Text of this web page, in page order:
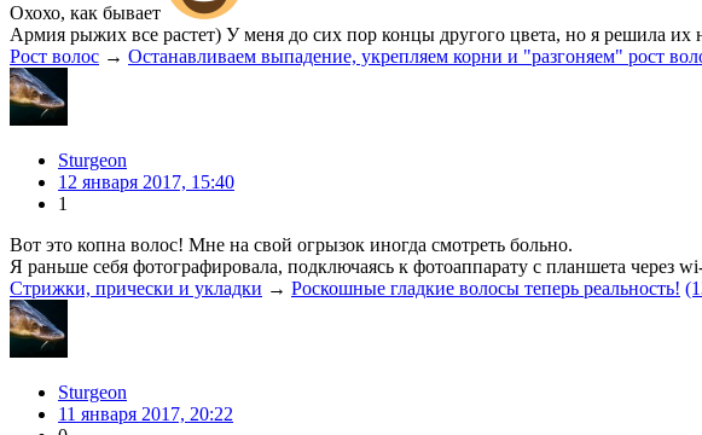
Охохо, как бывает
Армия рыжих все растет) У меня до сих пор концы другого цвета, но я решила их
Рост волос → Останавливаем выпадение, укрепляем корни и "разгоняем" рост
Sturgeon
12 января 2017, 15:40
1
Вот это копна волос! Мне на свой огрызок иногда смотреть больно.
Я раньше себя фотографировала, подключаясь к фотоаппарату с планшета
Стрижки, прически и укладки → Роскошные гладкие волосы теперь реальность!
Sturgeon
11 января 2017, 20:22